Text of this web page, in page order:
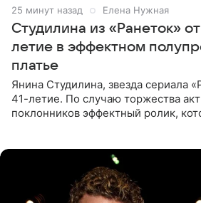
25 минут назад Елена Нужная
Студилина из «Ранеток»
летие в эффектном
платье
Янина Студилина, звезда сериала
41-летие. По случаю торжества
поклонников эффектный ролик,